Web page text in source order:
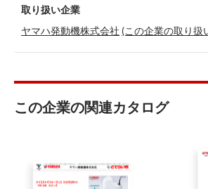
取り扱い企業
ヤマハ発動機株式会社 (この企業の取り扱
この企業の関連カタログ